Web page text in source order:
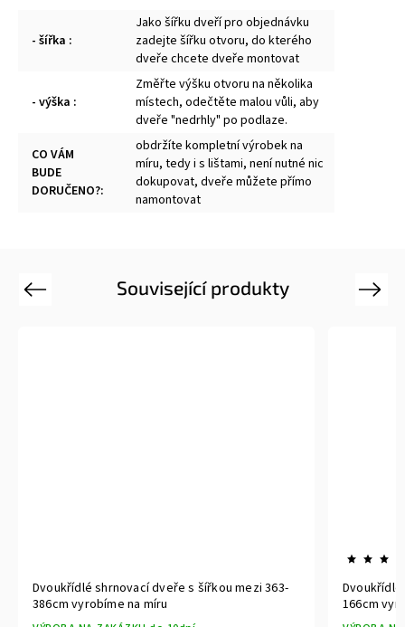
- šířka :
Jako šířku dveří pro objednávku
zadejte šířku otvoru, do kterého
dveře chcete dveře montovat
- výška :
Změřte výšku otvoru na několika
místech, odečtěte malou vůli, aby
dveře "nedrhly" po podlaze.
CO VÁM
BUDE
DORUČENO?:
obdržíte kompletní výrobek na
míru, tedy i s lištami, není nutné nic
dokupovat, dveře můžete přímo
namontovat
Související produkty
Previous
Dvoukřídlé shrnovací dveře s šířkou mezi 363-
386cm vyrobíme na míru
166cm
Next